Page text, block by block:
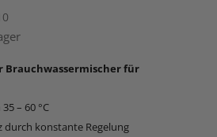
Brauchwassermischer für
– 60 °C
durch konstante Regelung